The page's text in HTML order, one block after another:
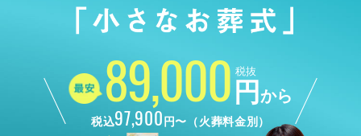
89,000 税抜
円から
税込97,900円〜（火葬料金別）